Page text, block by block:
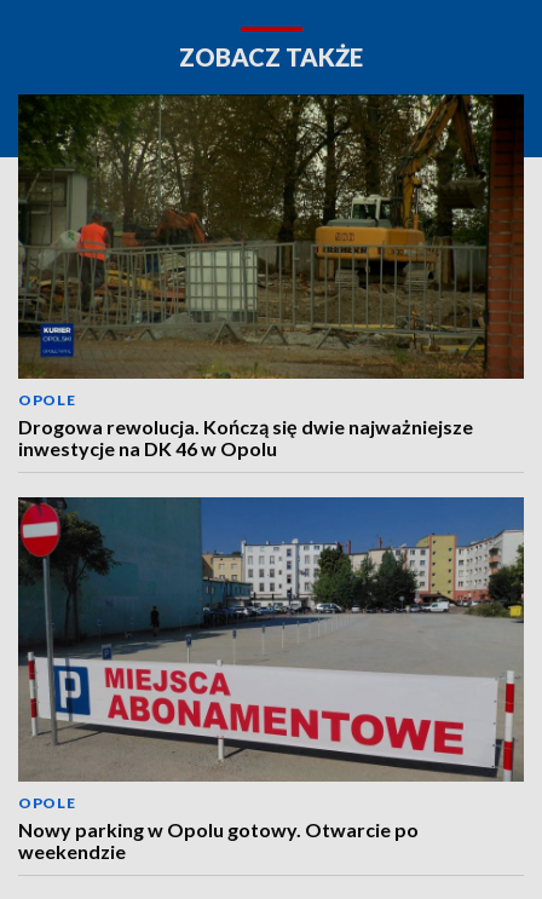
ZOBACZ TAKŻE
OPOLE
Drogowa rewolucja. Kończą się dwie najważniejsze
inwestycje na DK 46 w Opolu
OPOLE
Nowy parking w Opolu gotowy. Otwarcie po
weekendzie